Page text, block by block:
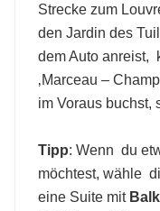
Strecke zum
den Jardin des
dem Auto anreist,
‚Marceau –
im Voraus buchst,
Tipp: Wenn du
möchtest, wähle
eine Suite mit